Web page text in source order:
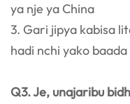
ya nje ya China
3. Gari jipya kabisa
hadi nchi yako
Q3. Je, unajaribu